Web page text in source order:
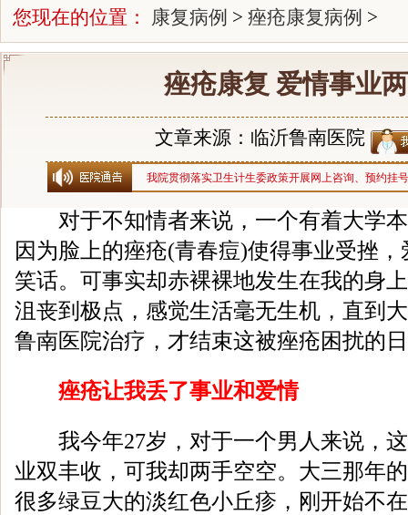
您现在的位置： 康复病例 > 痤疮康复病例 >
痤疮康复 爱情事业
文章来源：临沂鲁南医院
我院贯彻落实卫生计生委政策开展网上咨询、预约挂
对于不知情者来说，一个有着大学本
因为脸上的痤疮(青春痘)使得事业受挫
笑话。可事实却赤裸裸地发生在我的身
沮丧到极点，感觉生活毫无生机，直到
鲁南医院治疗，才结束这被痤疮困扰的
痤疮让我丢了事业和爱情
我今年27岁，对于一个男人来说，这
业双丰收，可我却两手空空。大三那年
很多绿豆大的淡红色小丘疹，刚开始不